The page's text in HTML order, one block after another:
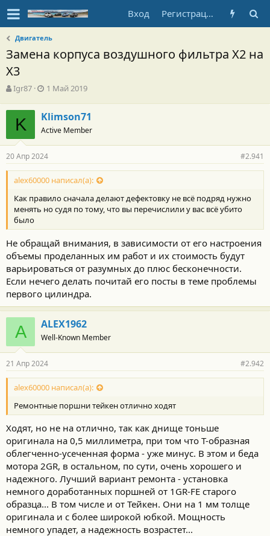
Вход Регистрация
Двигатель
Замена корпуса воздушного фильтра Х2 на
Х3
А
т
о
р
т
е
м
ы
Igr87
Д
а
н
ч
а
л
а
1 Май 2019
K Klimson71
Active Member
20 Апр 2024 #2.941
alex60000 написал(а):
Как правило сначала делают дефектовку не всё подряд нужно
менять но судя по тому, что вы перечислили у вас всё убито
было
Не обращай внимания, в зависимости от его настроения
объемы проделанных им работ и их стоимость будут
варьироваться от разумных до плюс бесконечности.
Если нечего делать почитай его посты в теме проблемы
первого цилиндра.
A ALEX1962
Well-Known Member
21 Апр 2024 #2.942
alex60000 написал(а):
Ремонтные поршни тейкен отлично ходят
Ходят, но не на отлично, так как днище тоньше
оригинала на 0,5 миллиметра, при том что T-образная
облегченно-усеченная форма - уже минус. В этом и беда
мотора 2GR, в остальном, по сути, очень хорошего и
надежного. Лучший вариант ремонта - установка
немного доработанных поршней от 1GR-FE старого
образца... В том числе и от Тейкен. Они на 1 мм толще
оригинала и с более широкой юбкой. Мощность
немного упадет, а надежность возрастет...